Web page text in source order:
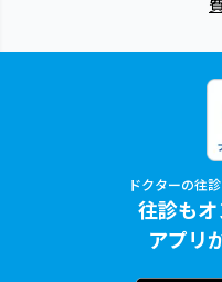
ドクターの往
往診も
アプリ